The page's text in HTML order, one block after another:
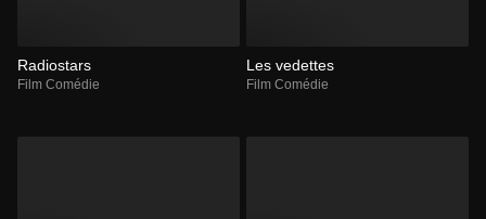
Radiostars
Film Comédie
Les vedettes
Film Comédie